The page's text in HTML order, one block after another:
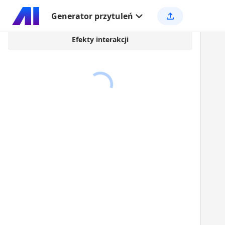
Generator przytuleń
Efekty interakcji